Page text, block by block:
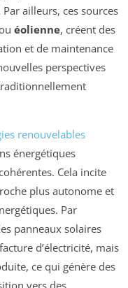
ailleurs, ces sources
éolienne, créent des
et de maintenance
perspectives
renouvelables
énergétiques
Cela incite
plus autonome et
Par
panneaux solaires
d’électricité, mais
ce qui génère des